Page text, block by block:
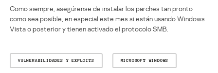
Como siempre, asegúrense de instalar los parches tan pronto
como sea posible, en especial este mes si están usando Windows
Vista o posterior y tienen activado el protocolo SMB.
VULNERABILIDADES Y EXPLOITS MICROSOFT WINDOWS